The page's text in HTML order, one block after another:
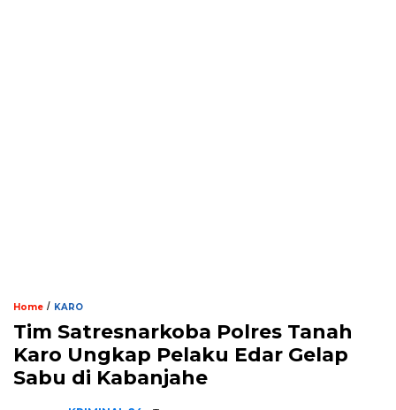
Home / KARO
Tim Satresnarkoba Polres Tanah
Karo Ungkap Pelaku Edar Gelap
Sabu di Kabanjahe